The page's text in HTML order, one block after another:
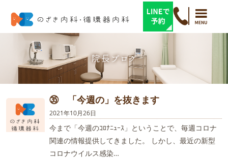
㉟ 「今週の」を抜きます
2021年10月26日
今まで「今週のｺﾛﾅﾆｭｰｽ」ということで、毎週コロナ
関連の情報提供してきました。 しかし、最近の新型
コロナウイルス感染…